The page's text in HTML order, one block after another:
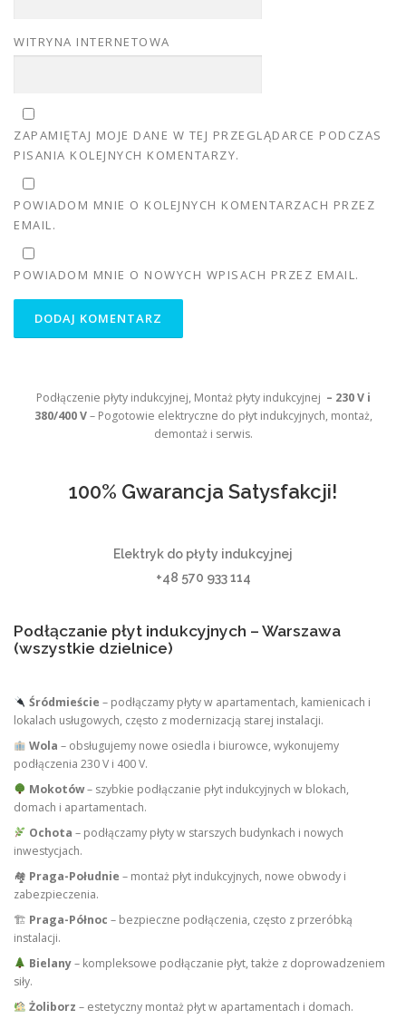
WITRYNA INTERNETOWA
ZAPAMIĘTAJ MOJE DANE W TEJ PRZEGLĄDARCE PODCZAS
PISANIA KOLEJNYCH KOMENTARZY.
POWIADOM MNIE O KOLEJNYCH KOMENTARZACH PRZEZ
EMAIL.
POWIADOM MNIE O NOWYCH WPISACH PRZEZ EMAIL.
Podłączenie płyty indukcyjnej, Montaż płyty indukcyjnej – 230 V i
380/400 V– Pogotowie elektryczne do płyt indukcyjnych, montaż,
demontaż i serwis.
100% Gwarancja Satysfakcji!
Elektryk do płyty indukcyjnej
+48 570 933 114
Podłączanie płyt indukcyjnych – Warszawa
(wszystkie dzielnice)
Śródmieście – podłączamy płyty w apartamentach, kamienicach i
lokalach usługowych, często z modernizacją starej instalacji.
Wola – obsługujemy nowe osiedla i biurowce, wykonujemy
podłączenia 230 V i 400 V.
Mokotów– szybkie podłączanie płyt indukcyjnych w blokach,
domach i apartamentach.
Ochota – podłączamy płyty w starszych budynkach i nowych
inwestycjach.
🏘 Praga-Południe – montaż płyt indukcyjnych, nowe obwody i
zabezpieczenia.
🏗 Praga-Północ – bezpieczne podłączenia, często z przeróbką
instalacji.
Bielany– kompleksowe podłączanie płyt, także z doprowadzeniem
siły.
Żoliborz – estetyczny montaż płyt w apartamentach i domach.